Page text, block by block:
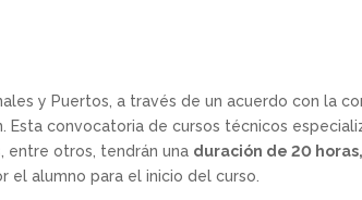
y Puertos, a través de un acuerdo con la
Esta convocatoria de cursos técnicos
entre otros, tendrán una duración de 20
el alumno para el inicio del curso.